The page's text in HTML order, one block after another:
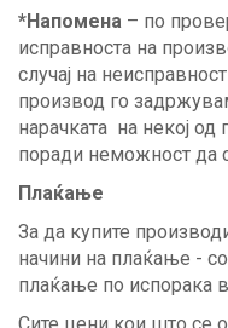
*Напомена – по
исправноста на
случај на
производ го
нарачката на некој од
поради неможност да
Плаќање
За да купите
начини на плаќање -
плаќање по испорака